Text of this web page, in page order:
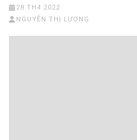
28 TH4 2022
NGUYỄN THỊ LƯƠNG